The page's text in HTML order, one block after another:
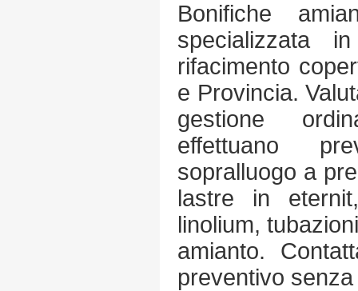
Bonifiche
specializzata
rifacimento
e Provincia.
gestione
effettuano
sopralluogo a
lastre in
linolium,
amianto.
preventivo